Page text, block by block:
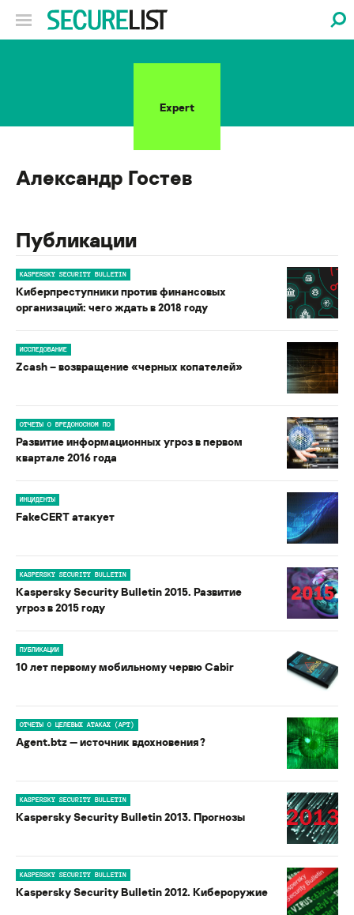
Expert
Александр Гостев
Публикации
KASPERSKY SECURITY BULLETIN
Киберпреступники против финансовых
организаций: чего ждать в 2018 году
ИССЛЕДОВАНИЕ
Zcash – возвращение «черных копателей»
ОТЧЕТЫ О ВРЕДОНОСНОМ ПО
Развитие информационных угроз в первом
квартале 2016 года
ИНЦИДЕНТЫ
FakeCERT атакует
KASPERSKY SECURITY BULLETIN
Kaspersky Security Bulletin 2015. Развитие
угроз в 2015 году
ПУБЛИКАЦИИ
10 лет первому мобильному червю Cabir
ОТЧЕТЫ О ЦЕЛЕВЫХ АТАКАХ (APT)
Agent.btz — источник вдохновения?
KASPERSKY SECURITY BULLETIN
Kaspersky Security Bulletin 2013. Прогнозы
KASPERSKY SECURITY BULLETIN
Kaspersky Security Bulletin 2012. Кибероружие